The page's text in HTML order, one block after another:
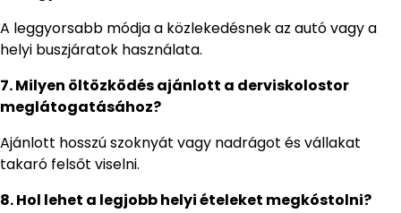
A leggyorsabb módja a közlekedésnek az autó vagy a
helyi buszjáratok használata.
7. Milyen öltözködés ajánlott a derviskolostor
meglátogatásához?
Ajánlott hosszú szoknyát vagy nadrágot és vállakat
takaró felsőt viselni.
8. Hol lehet a legjobb helyi ételeket megkóstolni?